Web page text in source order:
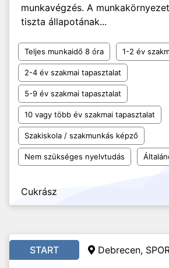
munkavégzés. A
tiszta állapotának...
Teljes munkaidő 8 óra 1-2 év
2-4 év szakmai tapasztalat
5-9 év szakmai tapasztalat
10 vagy több év szakmai tapasztalat
Szakiskola / szakmunkás képző
Nem szükséges nyelvtudás
Cukrász
START Debrecen,